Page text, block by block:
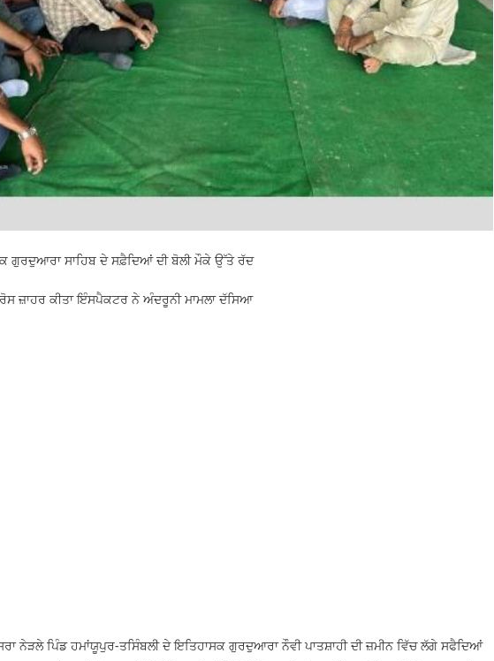
ਗੁਰਦੁਆਰਾ ਸਾਹਿਬ ਦੇ ਸਫ਼ੈਦਿਆਂ ਦੀ ਬੋਲੀ ਮੌਕੇ ਉੱਤੇ ਰੱਦ
ਜ਼ਾਹਰ ਕੀਤਾ ਇੰਸਪੈਕਟਰ ਨੇ ਅੰਦਰੂਨੀ ਮਾਮਲਾ ਦੱਸਿਆ
ਨੇੜਲੇ ਪਿੰਡ ਹਮਾਂਯੂਪੁਰ-ਤਸਿੰਬਲੀ ਦੇ ਇਤਿਹਾਸਕ ਗੁਰਦੁਆਰਾ ਨੌਵੀ ਪਾਤਸ਼ਾਹੀ ਦੀ ਜ਼ਮੀਨ ਵਿੱਚ ਲੱਗੇ ਸਫੈਦਿਆਂ